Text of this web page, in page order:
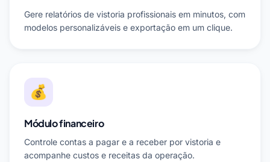
Gere relatórios de vistoria profissionais em minutos, com
modelos personalizáveis e exportação em um clique.
💰
Módulo financeiro
Controle contas a pagar e a receber por vistoria e
acompanhe custos e receitas da operação.